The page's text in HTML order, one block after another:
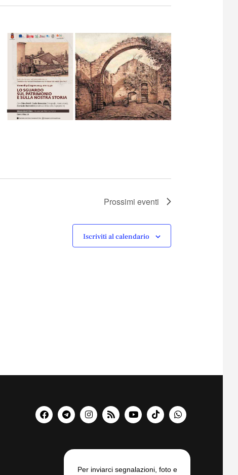
Prossimi eventi
Iscriviti al calendario
Per inviarci segnalazioni, foto e